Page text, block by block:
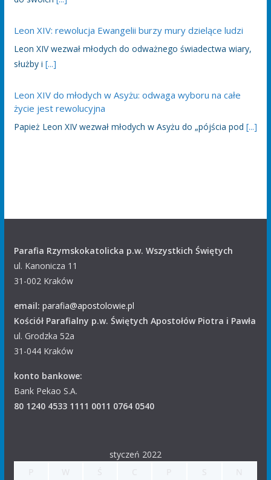
Leon XIV: rewolucja Ewangelii burzy mury dzielące ludzi
Leon XIV wezwał młodych do odważnego świadectwa wiary,
służby i [...]
Leon XIV do młodych w Asyżu: odwaga wyboru na całe
życie jest rewolucyjna
Papież Leon XIV wezwał młodych w Asyżu do „pójścia pod [...]
Parafia Rzymskokatolicka p.w. Wszystkich Świętych
ul. Kanonicza 11
31-002 Kraków
email: parafia@apostolowie.pl
Kościół Parafialny p.w. Świętych Apostołów Piotra i Pawła
ul. Grodzka 52a
31-044 Kraków
konto bankowe:
Bank Pekao S.A.
80 1240 4533 1111 0011 0764 0540
styczeń 2022